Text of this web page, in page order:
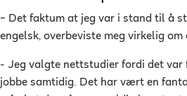
– Det faktum at jeg var i stand til å
engelsk, overbeviste meg virkelig
- Jeg valgte nettstudier fordi det var
jobbe samtidig. Det har vært en